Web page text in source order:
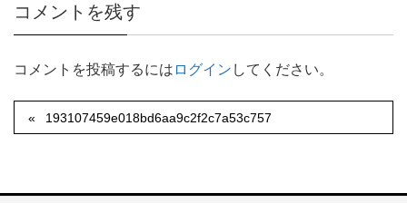
コメントを残す
コメントを投稿するには ログイン してください。
193107459e018bd6aa9c2f2c7a53c757